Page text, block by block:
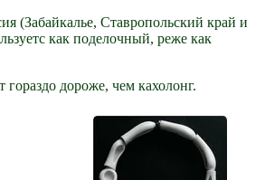
(Забайкалье, Ставропольский край и
как поделочный, реже как
дороже, чем кахолонг.